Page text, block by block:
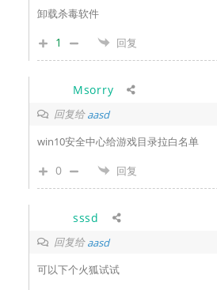
卸载杀毒软件
1 回复
Msorry
回复给aasd
win10安全中心给游戏目录拉白名单
0 回复
sssd
回复给aasd
可以下个火狐试试